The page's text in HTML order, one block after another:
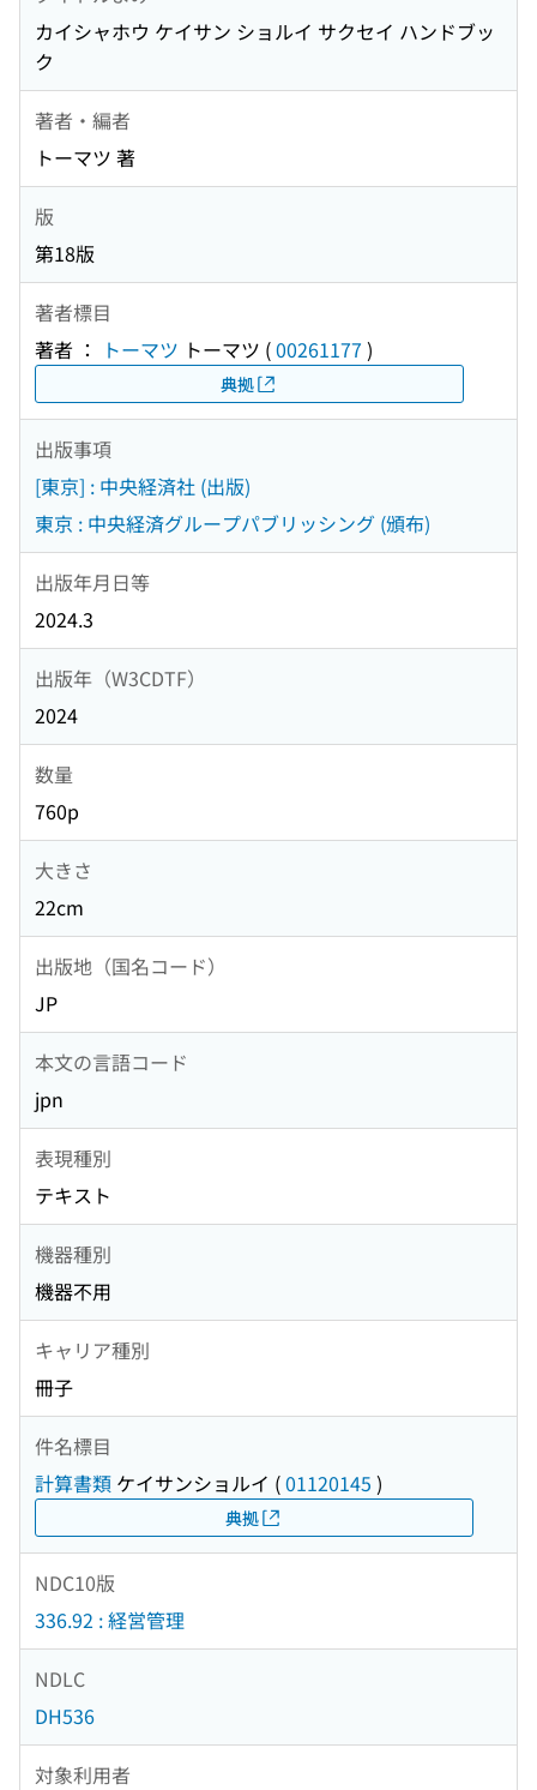
カイシャホウ ケイサン ショルイ サクセイ ハンドブッ
ク
著者・編者
トーマツ 著
版
第18版
著者標目
著者 ：
トーマツ トーマツ (00261177 )
典拠
出版事項
[東京] : 中央経済社 (出版)
東京 : 中央経済グループパブリッシング (頒布)
出版年月日等
2024.3
出版年（W3CDTF）
2024
数量
760p
大きさ
22cm
出版地（国名コード）
JP
本文の言語コード
jpn
表現種別
テキスト
機器種別
機器不用
キャリア種別
冊子
件名標目
計算書類 ケイサンショルイ (01120145 )
典拠
NDC10版
336.92 : 経営管理
NDLC
DH536
対象利用者